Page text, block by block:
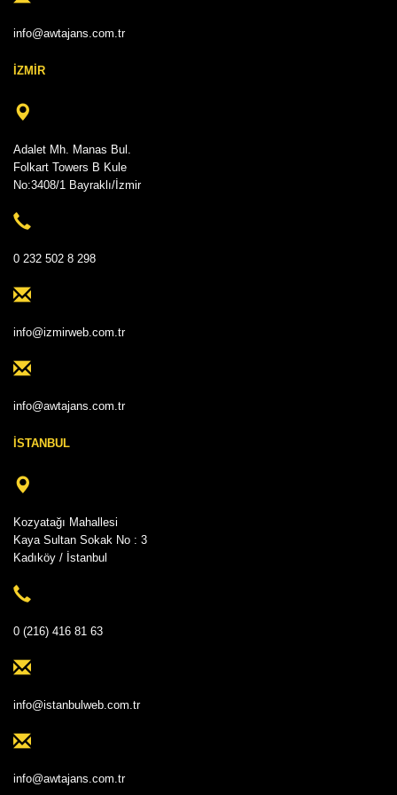
info@awtajans.com.tr
İZMİR
Adalet Mh. Manas Bul.
Folkart Towers B Kule
No:3408/1 Bayraklı/İzmir
0 232 502 8 298
info@izmirweb.com.tr
info@awtajans.com.tr
İSTANBUL
Kozyatağı Mahallesi
Kaya Sultan Sokak No : 3
Kadıköy / İstanbul
0 (216) 416 81 63
info@istanbulweb.com.tr
info@awtajans.com.tr